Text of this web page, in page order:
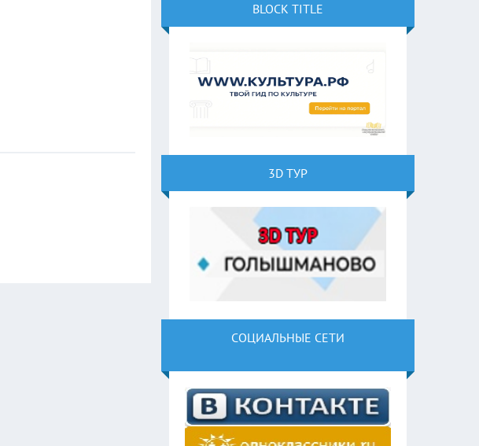
BLOCK TITLE
3D ТУР
СОЦИАЛЬНЫЕ СЕТИ